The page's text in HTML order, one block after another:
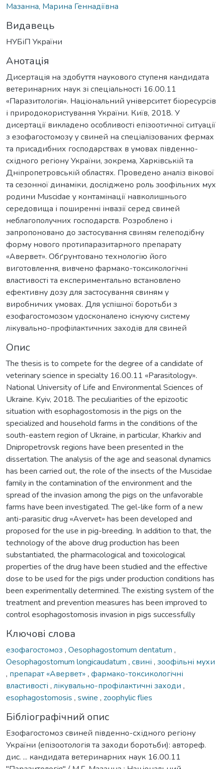
Мазанна, Марина Геннадіївна
Видавець
НУБіП України
Анотація
Дисертація на здобуття наукового ступеня кандидата
ветеринарних наук зі спеціальності 16.00.11
«Паразитологія». Національний університет біоресурсів
і природокористування України. Київ, 2018. У
дисертації викладено особливості епізоотичної ситуації
з езофагостомозу у свиней на спеціалізованих фермах
та присадибних господарствах в умовах південно-
східного регіону України, зокрема, Харківській та
Дніпропетровській областях. Проведено аналіз вікової
та сезонної динаміки, досліджено роль зоофільних мух
родини Muscidae у контамінації навколишнього
середовища і поширенні інвазії серед свиней
неблагополучних господарств. Розроблено і
запропоновано до застосування свиням гелеподібну
форму нового протипаразитарного препарату
«Авервет». Обґрунтовано технологію його
виготовлення, вивчено фармако-токсикологічні
властивості та експериментально встановлено
ефективну дозу для застосування свиням у
виробничих умовах. Для успішної боротьби з
езофагостомозом удосконалено існуючу систему
лікувально-профілактичних заходів для свиней
Опис
The thesis is to compete for the degree of a candidate of
veterinary science in specialty 16.00.11 «Рarasitology».
National University of Life and Environmental Sciences of
Ukraine. Kyiv, 2018. The peculiarities of the epizootic
situation with esophagostomosis in the pigs on the
specialized and household farms in the conditions of the
south-eastern region of Ukraine, in particular, Kharkiv and
Dnipropetrovsk regions have been presented in the
dissertation. The analysis of the age and seasonal dynamics
has been carried out, the role of the insects of the Muscidae
family in the contamination of the environment and the
spread of the invasion among the pigs on the unfavorable
farms have been investigated. The gel-like form of a new
anti-parasitic drug «Avervet» has been developed and
proposed for the use in pig-breeding. In addition to that, the
technology of the above drug production has been
substantiated, the pharmacological and toxicological
properties of the drug have been studied and the effective
dose to be used for the pigs under production conditions has
been experimentally determined. The existing system of the
treatment and prevention measures has been improved to
control esophagostomosis invasion in pigs successfully
Ключові слова
езофагостомоз , Oesophagostomum dentatum ,
Oesophagostomum longicaudatum , свині , зоофільні мухи
, препарат «Авервет» , фармако-токсикологічні
властивості , лікувально-профілактичні заходи ,
esophagostomosis , swine , zoophylic flies
Бібліографічний опис
Езофагостомоз свиней південно-східного регіону
України (епізоотологія та заходи боротьби): автореф.
дис. ... кандидата ветеринарних наук 16.00.11